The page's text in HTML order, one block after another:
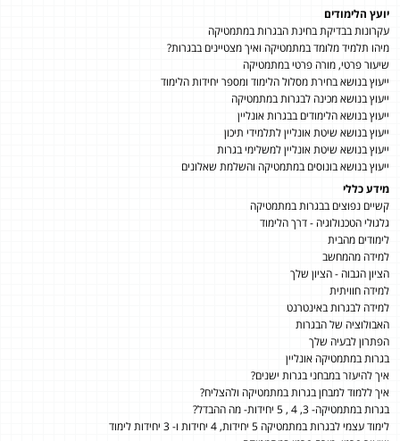
יועץ הלימודים
עקרונות בבדיקת בחינת הבגרות במתמטיקה
מיהו תלמיד מלומד במתמטיקה ואיך מצטיינים בבגרות?
שיעור פרטי, מורה פרטי במתמטיקה
ייעוץ בנושא בחירת מסלול הלימוד ומספר יחידות הלימוד
ייעוץ בנושא מכינה לבגרות במתמטיקה
ייעוץ בנושא הלימודים בבגרות אונליין
ייעוץ בנושא שיטת אונליין לתלמידי תיכון
ייעוץ בנושא שיטת אונליין למשלימי בגרות
ייעוץ בנושא בונוסים במתמטיקה והשלמת שאלונים
מידע כללי
קשיים נפוצים בבגרות במתמטיקה
גלגולי הטכנולוגיה - דרך הלימוד
לימודים מהבית
למידה מהמחשב
הציון הגבוה - הציון שלך
למידה חוויתית
למידה לבגרות באינטרנט
האבולוציה של הבגרות
הפתרון לבעיה שלך
בגרות במתמטיקה אונליין
איך להיעזר במבחני בגרות ישנים?
איך ללמוד למבחן בגרות במתמטיקה ולהצליח?
בגרות במתמטיקה- 3, 4 , 5 יחידות- מה ההבדל?
לימוד עצמי לבגרות במתמטיקה 5 יחידות, 4 יחידות ו- 3 יחידות לימוד